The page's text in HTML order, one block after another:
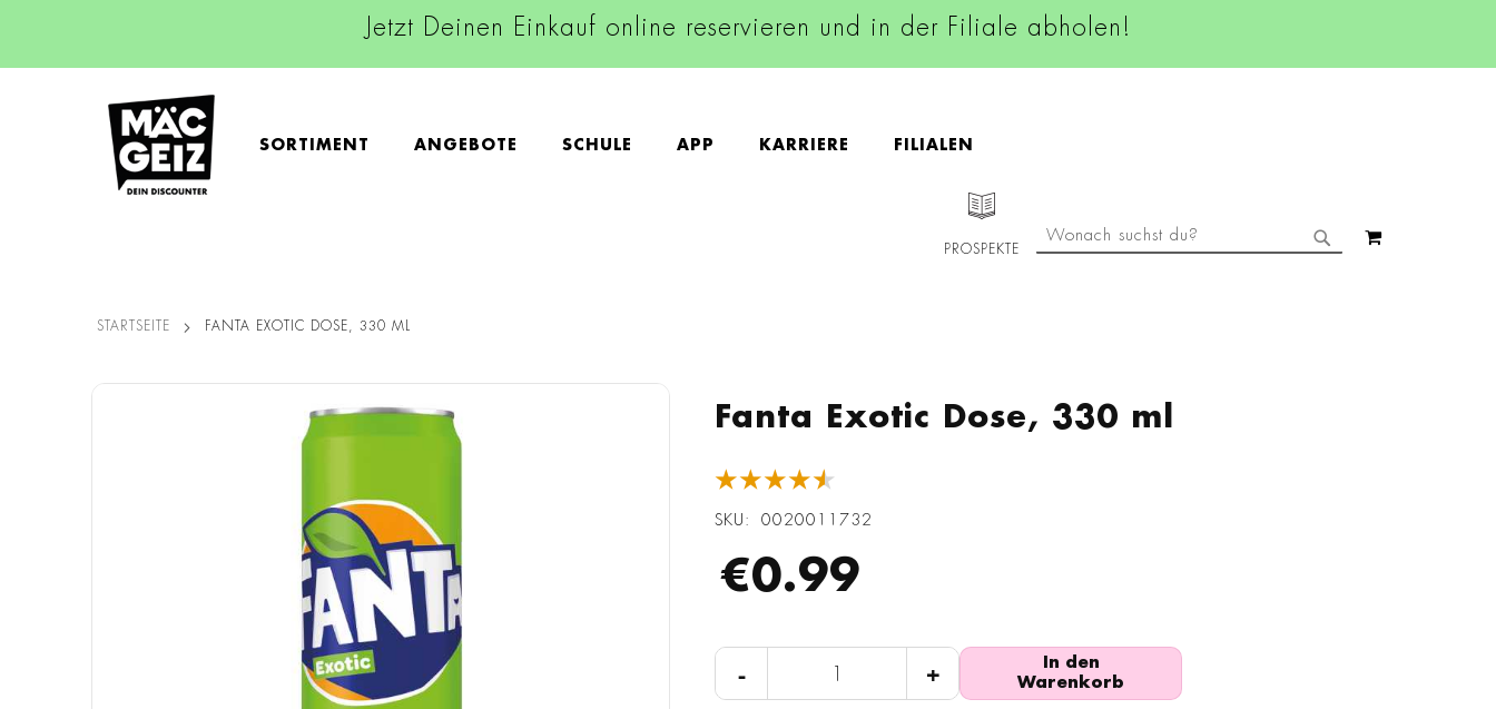
Jetzt Deinen Einkauf online reservieren und in der Filiale abholen!
SORTIMENT ANGEBOTE SCHULE APP KARRIERE FILIALEN
PROSPEKTE
SUCHE
STARTSEITE FANTA EXOTIC DOSE, 330 ML
Fanta Exotic Dose, 330 ml
★★★★★
SKU 0020011732
€0.99
- +
In den
Warenkorb
Zum